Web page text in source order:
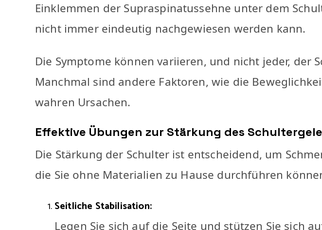
Einklemmen der Supraspinatussehne unter dem
nicht immer eindeutig nachgewiesen werden kann.
Die Symptome können variieren, und nicht jeder, der
Manchmal sind andere Faktoren, wie die
wahren Ursachen.
Effektive Übungen zur Stärkung des
Die Stärkung der Schulter ist entscheidend, um
die Sie ohne Materialien zu Hause durchführen
Seitliche Stabilisation:
Legen Sie sich auf die Seite und stützen Sie sich